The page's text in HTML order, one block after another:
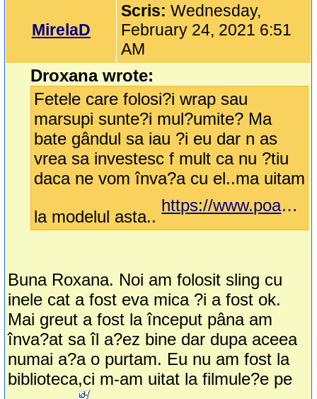
MirelaD
Scris:Wednesday,
February 24, 2021 6:51
AM
Droxana wrote:
Fetele care folosi?i wrap sau
marsupi sunte?i mul?umite? Ma
bate gândul sa iau ?i eu dar n as
vrea sa investesc f mult ca nu ?tiu
daca ne vom înva?a cu el..ma uitam
la modelul asta..
https://www.poarta-ma.ro/Wrap-elastic-Verde_p_1003.html
Buna Roxana. Noi am folosit sling cu
inele cat a fost eva mica ?i a fost ok.
Mai greut a fost la început pâna am
înva?at sa îl a?ez bine dar dupa aceea
numai a?a o purtam. Eu nu am fost la
biblioteca,ci m-am uitat la filmule?e pe